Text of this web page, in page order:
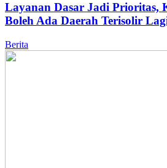
Layanan Dasar Jadi Prioritas,
Boleh Ada Daerah Terisolir
Berita